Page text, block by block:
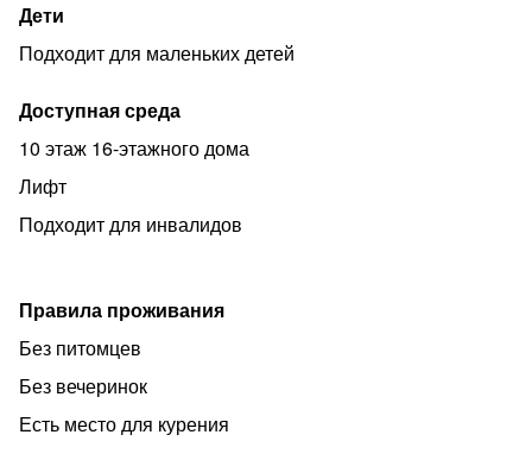
Дети
Подходит для маленьких детей
Доступная среда
10 этаж 16-этажного дома
Лифт
Подходит для инвалидов
Правила проживания
Без питомцев
Без вечеринок
Есть место для курения